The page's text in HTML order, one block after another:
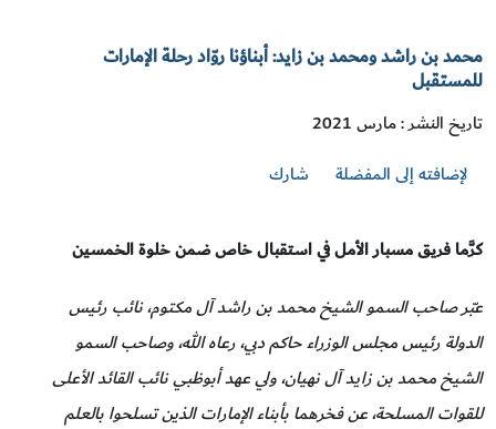
محمد بن راشد ومحمد بن زايد: أبناؤنا روّاد رحلة الإمارات
للمستقبل
تاريخ النشر : مارس 2021
لإضافته إلى المفضلة
شارك
كرَّما فريق مسبار الأمل في استقبال خاص ضمن خلوة الخمسين
عبّر صاحب السمو الشيخ محمد بن راشد آل مكتوم، نائب رئيس
الدولة رئيس مجلس الوزراء حاكم دبي، رعاه الله، وصاحب السمو
الشيخ محمد بن زايد آل نهيان، ولي عهد أبوظبي نائب القائد الأعلى
للقوات المسلحة، عن فخرهما بأبناء الإمارات الذين تسلحوا بالعلم